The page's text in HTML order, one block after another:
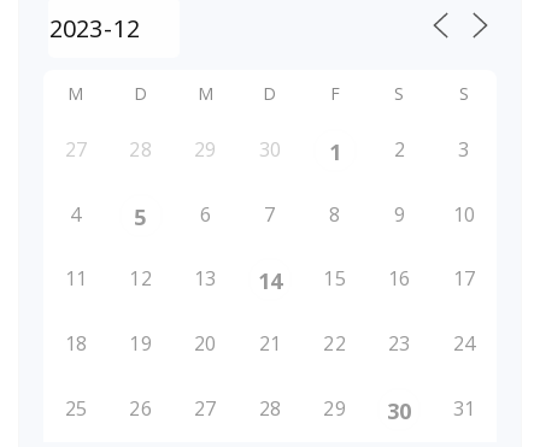
M D M D F S S
27 28 29 30 1 2 3
4 5 6 7 8 9 10
11 12 13 14 15 16 17
18 19 20 21 22 23 24
25 26 27 28 29 30 31